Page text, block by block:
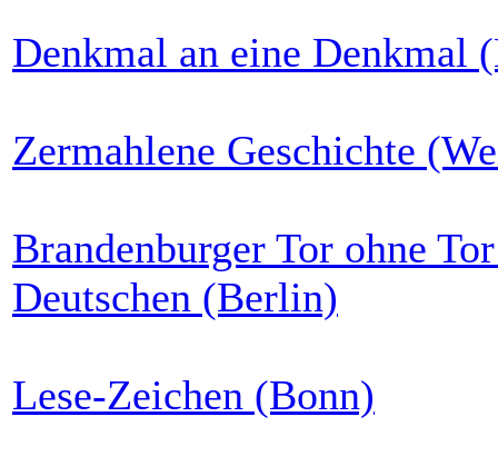
Denkmal an eine Denkmal
Zermahlene Geschichte
Brandenburger Tor ohne
Deutschen (Berlin)
Lese-Zeichen (Bonn)